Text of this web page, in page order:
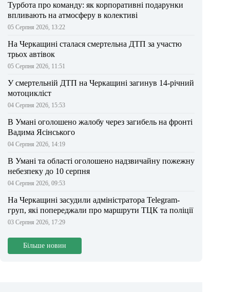
Турбота про команду: як корпоративні подарунки
впливають на атмосферу в колективі
05 Серпня 2026, 13:22
На Черкащині сталася смертельна ДТП за участю
трьох автівок
05 Серпня 2026, 11:51
У смертельній ДТП на Черкащині загинув 14-річний
мотоцикліст
04 Серпня 2026, 15:53
В Умані оголошено жалобу через загибель на фронті
Вадима Ясінського
04 Серпня 2026, 14:19
В Умані та області оголошено надзвичайну пожежну
небезпеку до 10 серпня
04 Серпня 2026, 09:53
На Черкащині засудили адміністратора Telegram-
груп, які попереджали про маршрути ТЦК та поліції
03 Серпня 2026, 17:29
Більше новин